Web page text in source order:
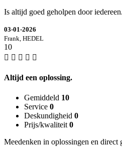
Is altijd goed geholpen door iedereen.
03-01-2026
Frank, HEDEL
10
Altijd een oplossing.
Gemiddeld 10
Service 0
Deskundigheid 0
Prijs/kwaliteit 0
Meedenken in oplossingen en direct